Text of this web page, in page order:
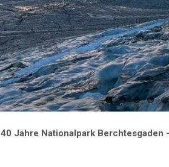
40 Jahre Nationalpark